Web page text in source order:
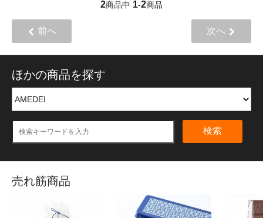
2商品中 1-2商品
前へ 次へ
ほかの商品を探す
検索
売れ筋商品